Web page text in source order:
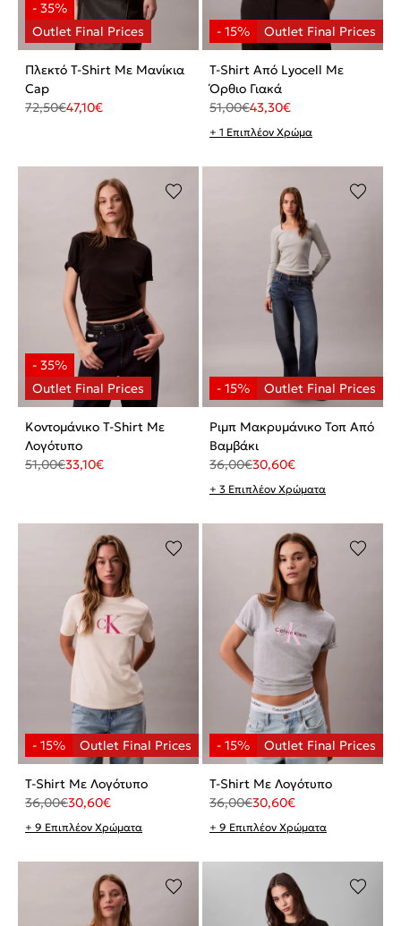
Πλεκτό T-Shirt Με Μανίκια
Cap
72,50€47,10€
T-Shirt Από Lyocell Με
Όρθιο Γιακά
51,00€43,30€
+ 1 Επιπλέον Χρώμα
Κοντομάνικο T-Shirt Με
Λογότυπο
51,00€33,10€
Ριμπ Μακρυμάνικο Τοπ Από
Βαμβάκι
36,00€30,60€
+ 3 Επιπλέον Χρώματα
T-Shirt Με Λογότυπο
36,00€30,60€
+ 9 Επιπλέον Χρώματα
T-Shirt Με Λογότυπο
36,00€30,60€
+ 9 Επιπλέον Χρώματα